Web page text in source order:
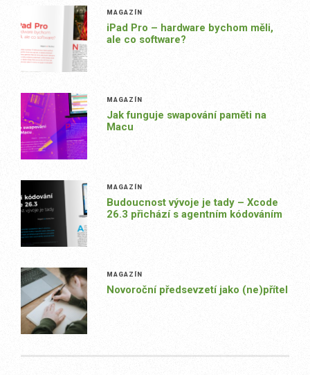
MAGAZÍN
iPad Pro – hardware bychom měli,
ale co software?
MAGAZÍN
Jak funguje swapování paměti na
Macu
MAGAZÍN
Budoucnost vývoje je tady – Xcode
26.3 přichází s agentním kódováním
MAGAZÍN
Novoroční předsevzetí jako (ne)přítel